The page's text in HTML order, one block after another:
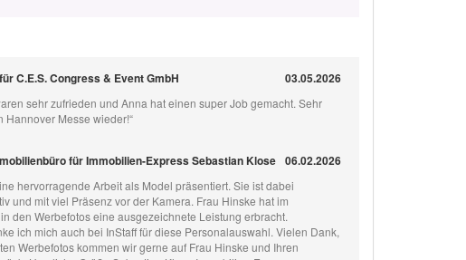
C.E.S. Congress & Event GmbH 03.05.2026
sehr zufrieden und Anna hat einen super Job gemacht. Sehr
Hannover Messe wieder!“
für Immobilien-Express Sebastian Klose 06.02.2026
hervorragende Arbeit als Model präsentiert. Sie ist dabei
und mit viel Präsenz vor der Kamera. Frau Hinske hat im
den Werbefotos eine ausgezeichnete Leistung erbracht.
ich mich auch bei InStaff für diese Personalauswahl. Vielen Dank,
Werbefotos kommen wir gerne auf Frau Hinske und Ihren